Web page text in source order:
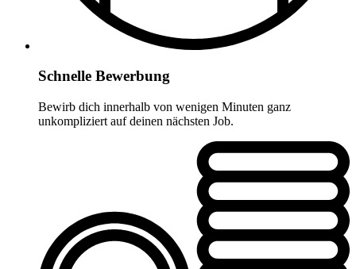
Schnelle Bewerbung
Bewirb dich innerhalb von wenigen Minuten ganz
unkompliziert auf deinen nächsten Job.